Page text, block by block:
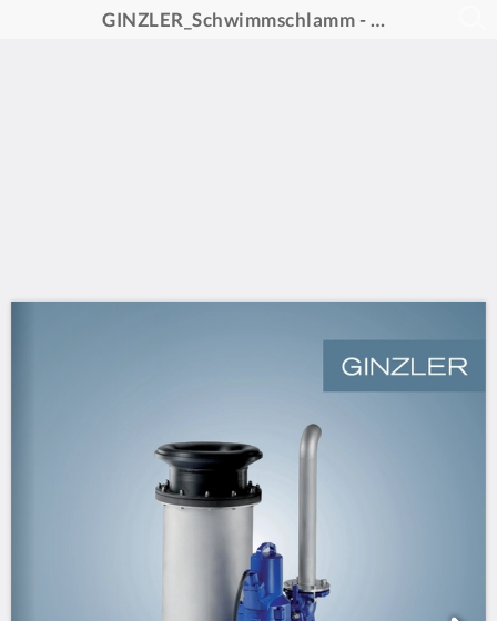
GINZLER_Schwimmschlamm - Abzugssystem